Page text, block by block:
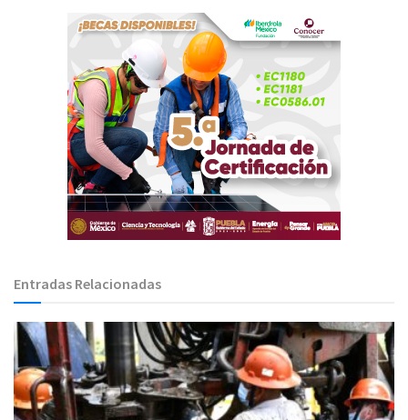
Entradas Relacionadas